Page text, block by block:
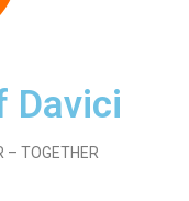
Davici
– TOGETHER